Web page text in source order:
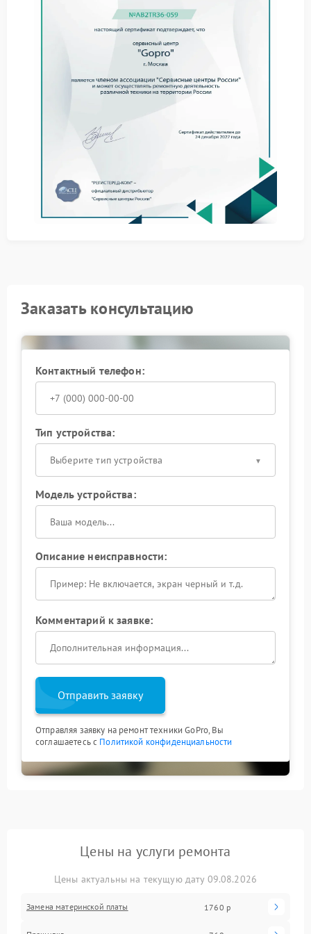
управления полетом.
Этапы профессионального
обслуживания
Процесс выстраивается последовательно:
Настройка и обновление программной части.
Контроль стабильности соединения.
Сервис Gopro ориентирован на точную настройку
взаимодействия между всеми элементами системы
без риска для электроники.
Почему стоит выбрать
профильный подход
дронов этого бренда, что обеспечивает надежное
подключение и корректную работу устройства.
Заказать консультацию
Контактный телефон:
Тип устройства:
Выберите тип устройства
Модель устройства:
Описание неисправности:
Комментарий к заявке:
Отправить заявку
Отправляя заявку на ремонт техники GoPro, Вы
соглашаетесь с Политикой конфиденциальности
Цены на услуги ремонта
Цены актуальны на текущую дату 09.08.2026
Замена материнской платы 1760 р